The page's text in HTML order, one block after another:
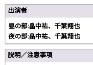
出演者
昼の部:畠中祐、千葉翔也
夜の部:畠中祐、千葉翔也
説明／注意事項